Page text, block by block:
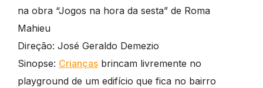
na obra “Jogos na hora da sesta” de Roma
Mahieu
Direção: José Geraldo Demezio
Sinopse: Criançasbrincam livremente no
playground de um edifício que fica no bairro